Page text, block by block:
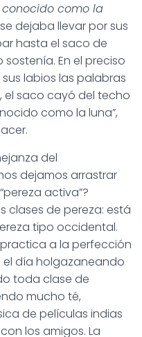
conocido como la
dejaba llevar por sus
hasta el saco de
En el preciso
labios las palabras
el saco cayó del techo
como la luna”,
del
dejamos arrastrar
activa”?
clases de pereza: está
tipo occidental.
a la perfección
el día holgazaneando
toda clase de
mucho té,
de películas indias
los amigos. La